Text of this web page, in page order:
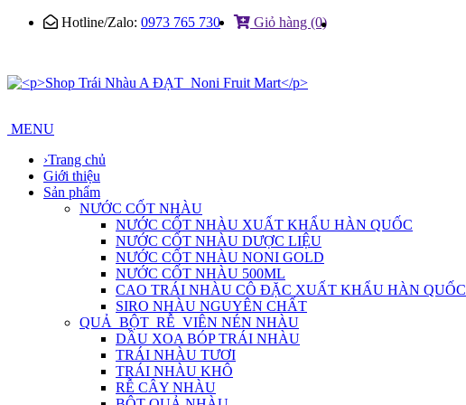
Hotline/Zalo: 0973 765 730 Giỏ hàng (0)
MENU
›Trang chủ
Giới thiệu
Sản phẩm
NƯỚC CỐT NHÀU
NƯỚC CỐT NHÀU XUẤT KHẨU HÀN QUỐC
NƯỚC CỐT NHÀU DƯỢC LIỆU
NƯỚC CỐT NHÀU NONI GOLD
NƯỚC CỐT NHÀU 500ML
CAO TRÁI NHÀU CÔ ĐẶC XUẤT KHẨU HÀN QUỐC
SIRO NHÀU NGUYÊN CHẤT
QUẢ_BỘT_RỄ_VIÊN NÉN NHÀU
DẦU XOA BÓP TRÁI NHÀU
TRÁI NHÀU TƯƠI
TRÁI NHÀU KHÔ
RỄ CÂY NHÀU